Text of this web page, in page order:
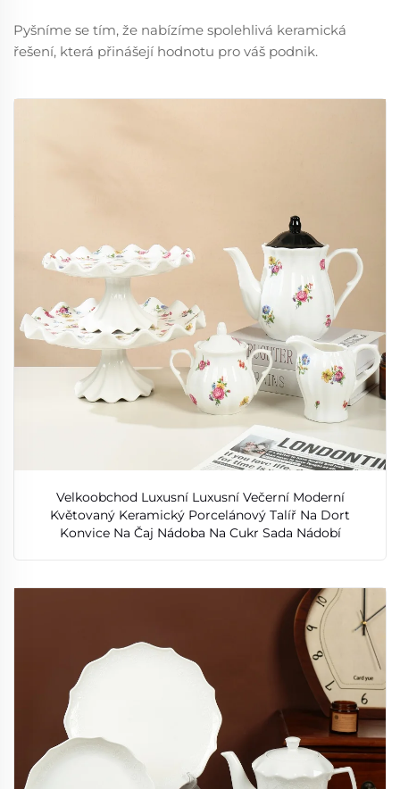
Pyšníme se tím, že nabízíme spolehlivá keramická
řešení, která přinášejí hodnotu pro váš podnik.
Velkoobchod Luxusní Luxusní Večerní Moderní
Květovaný Keramický Porcelánový Talíř Na Dort
Konvice Na Čaj Nádoba Na Cukr Sada Nádobí